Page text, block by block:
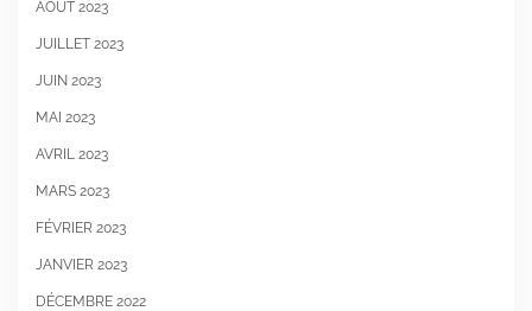
AOÛT 2023
JUILLET 2023
JUIN 2023
MAI 2023
AVRIL 2023
MARS 2023
FÉVRIER 2023
JANVIER 2023
DÉCEMBRE 2022